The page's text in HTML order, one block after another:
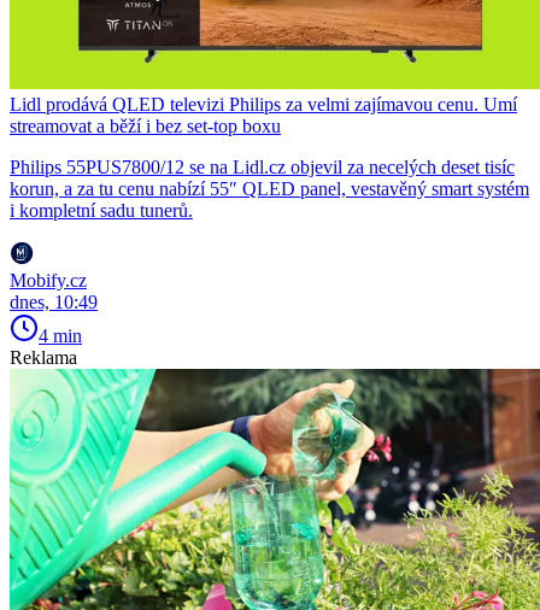
Lidl prodává QLED televizi Philips za velmi zajímavou cenu. Umí
streamovat a běží i bez set-top boxu
Philips 55PUS7800/12 se na Lidl.cz objevil za necelých deset tisíc
korun, a za tu cenu nabízí 55″ QLED panel, vestavěný smart systém
i kompletní sadu tunerů.
Mobify.cz
dnes, 10:49
4 min
Reklama